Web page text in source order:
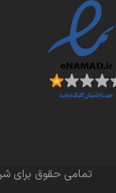
تمامی حقوق برای